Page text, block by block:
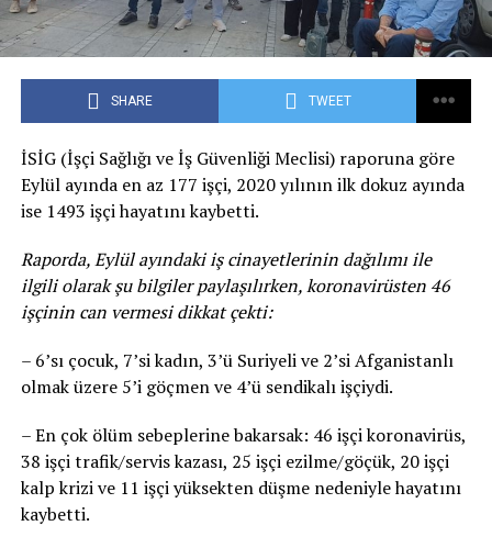
SHARE TWEET
İSİG (İşçi Sağlığı ve İş Güvenliği Meclisi) raporuna göre
Eylül ayında en az 177 işçi, 2020 yılının ilk dokuz ayında
ise 1493 işçi hayatını kaybetti.
Raporda, Eylül ayındaki iş cinayetlerinin dağılımı ile
ilgili olarak şu bilgiler paylaşılırken, koronavirüsten 46
işçinin can vermesi dikkat çekti:
– 6’sı çocuk, 7’si kadın, 3’ü Suriyeli ve 2’si Afganistanlı
olmak üzere 5’i göçmen ve 4’ü sendikalı işçiydi.
– En çok ölüm sebeplerine bakarsak: 46 işçi koronavirüs,
38 işçi trafik/servis kazası, 25 işçi ezilme/göçük, 20 işçi
kalp krizi ve 11 işçi yüksekten düşme nedeniyle hayatını
kaybetti.